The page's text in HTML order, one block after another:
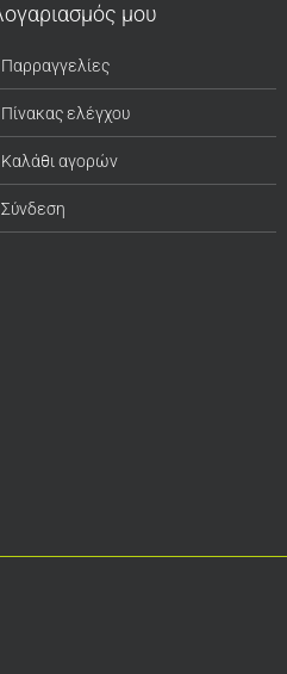
μου
Παρραγγελίες
Πίνακας ελέγχου
Καλάθι αγορών
Σύνδεση